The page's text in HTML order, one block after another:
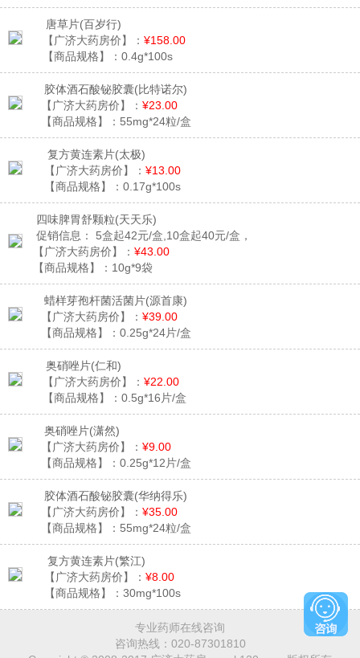
唐草片(百岁行)
【广济大药房价】： ¥158.00
【商品规格】： 0.4g*100s
胶体酒石酸铋胶囊(比特诺尔)
【广济大药房价】： ¥23.00
【商品规格】： 55mg*24粒/盒
复方黄连素片(太极)
【广济大药房价】： ¥13.00
【商品规格】： 0.17g*100s
四味脾胃舒颗粒(天天乐)
促销信息：
5盒起42元/盒,10盒起40元/盒，
【广济大药房价】： ¥43.00
【商品规格】： 10g*9袋
蜡样芽孢杆菌活菌片(源首康)
【广济大药房价】： ¥39.00
【商品规格】： 0.25g*24片/盒
奥硝唑片(仁和)
【广济大药房价】： ¥22.00
【商品规格】： 0.5g*16片/盒
奥硝唑片(潇然)
【广济大药房价】： ¥9.00
【商品规格】： 0.25g*12片/盒
胶体酒石酸铋胶囊(华纳得乐)
【广济大药房价】： ¥35.00
【商品规格】： 55mg*24粒/盒
复方黄连素片(繁江)
【广济大药房价】： ¥8.00
【商品规格】： 30mg*100s
专业药师在线咨询
咨询热线： 020-87301810